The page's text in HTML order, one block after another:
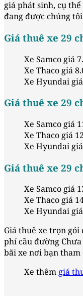
giá phát sinh, cụ
đang được chúng
Giá thuê xe 29
Xe Samco giá
Xe Thaco giá
Xe Hyundai
Giá thuê xe 29
Xe Samco giá
Xe Thaco giá
Xe Hyundai
Giá thuê xe 29
Xe Samco giá
Xe Thaco giá
Xe Hyundai
Giá thuê xe trọn gói
phí cầu đường
bãi xe nơi bạn tham
Xe thêm giá